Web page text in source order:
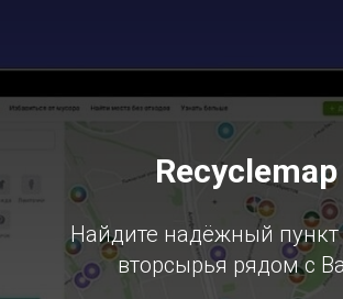
Recyclemap
Найдите надёжный
вторсырья рядом с